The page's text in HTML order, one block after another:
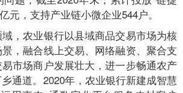
元，支持产业链小微企业544户。
农业银行以县域商品交易市场为核
，融合线上交易、网络融资、聚合支
市场商户发展壮大，进一步畅通农产
通道。2020年，农业银行新建成智慧